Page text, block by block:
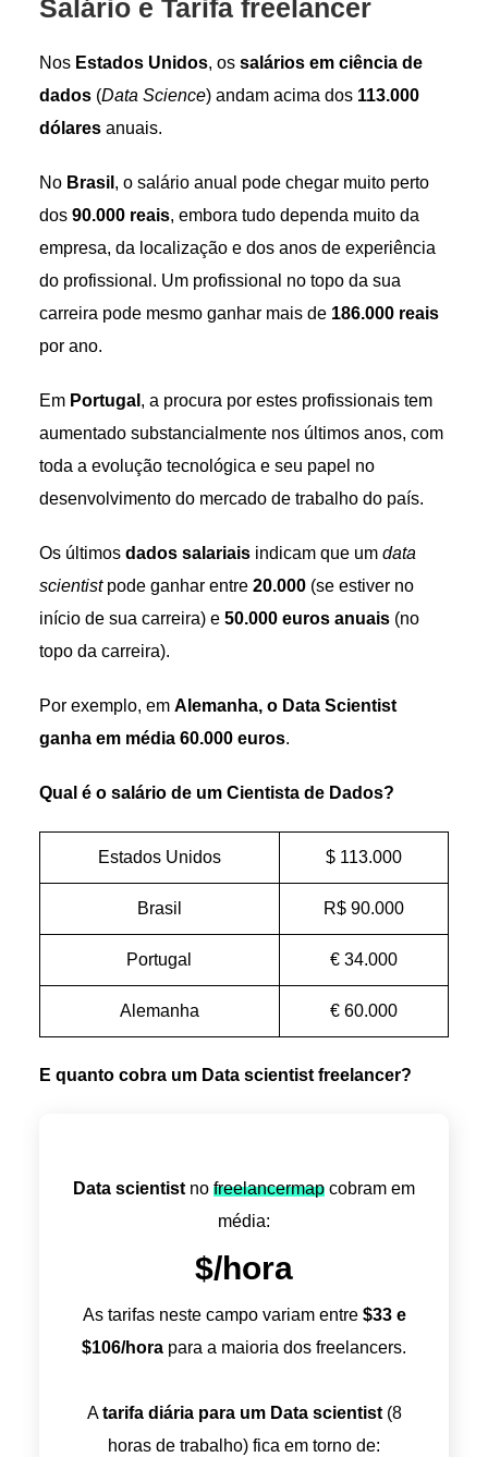
Salário e Tarifa freelancer
Nos Estados Unidos, os salários em ciência de
dados(Data Science) andam acima dos 113.000
dólaresanuais.
No Brasil , o salário anual pode chegar muito perto
dos 90.000 reais, embora tudo dependa muito da
empresa, da localização e dos anos de experiência
do profissional. Um profissional no topo da sua
carreira pode mesmo ganhar mais de 186.000 reais
por ano.
Em Portugal , a procura por estes profissionais tem
aumentado substancialmente nos últimos anos, com
toda a evolução tecnológica e seu papel no
desenvolvimento do mercado de trabalho do país.
Os últimos dados salariaisindicam que um data
scientistpode ganhar entre 20.000(se estiver no
início de sua carreira) e 50.000 euros anuais(no
topo da carreira).
Por exemplo, em Alemanha, o Data Scientist
ganha em média 60.000 euros.
Qual é o salário de um Cientista de Dados?
Estados Unidos $ 113.000
Brasil R$ 90.000
Portugal € 34.000
Alemanha € 60.000
E quanto cobra um Data scientist freelancer?
Data scientist no freelancermap cobram em
média:
$/hora
As tarifas neste campo variam entre $33e
$106/hora para a maioria dos freelancers.
Atarifa diária para um Data scientist(8
horas de trabalho) fica em torno de: